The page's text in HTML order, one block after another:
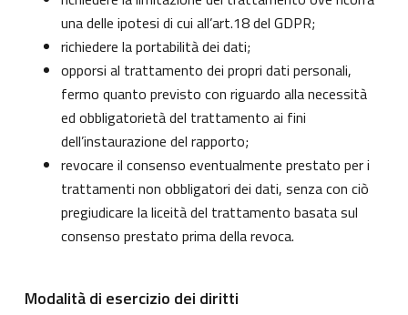
una delle ipotesi di cui all’art.18 del GDPR;
richiedere la portabilità dei dati;
opporsi al trattamento dei propri dati personali,
fermo quanto previsto con riguardo alla necessità
ed obbligatorietà del trattamento ai fini
dell’instaurazione del rapporto;
revocare il consenso eventualmente prestato per i
trattamenti non obbligatori dei dati, senza con ciò
pregiudicare la liceità del trattamento basata sul
consenso prestato prima della revoca.
Modalità di esercizio dei diritti